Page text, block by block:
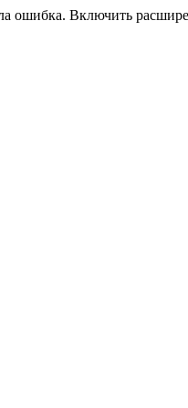
ошибка. Включить